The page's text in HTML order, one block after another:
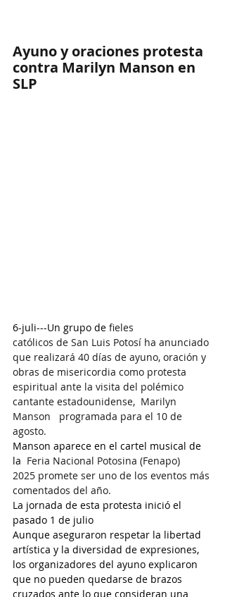
Ayuno y oraciones protesta
contra Marilyn Manson en
SLP
6-juli---Un grupo de fieles
católicos de San Luis Potosí ha anunciado
que realizará 40 días de ayuno, oración y
obras de misericordia como protesta
espiritual ante la visita del polémico
cantante estadounidense,  Marilyn
Manson   programada para el 10 de
agosto.
Manson aparece en el cartel musical de
la Feria Nacional Potosina (Fenapo)
2025 promete ser uno de los eventos más
comentados del año.
La jornada de esta protesta inició el
pasado 1 de julio
Aunque aseguraron respetar la libertad
artística y la diversidad de expresiones,
los organizadores del ayuno explicaron
que no pueden quedarse de brazos
cruzados ante lo que consideran una